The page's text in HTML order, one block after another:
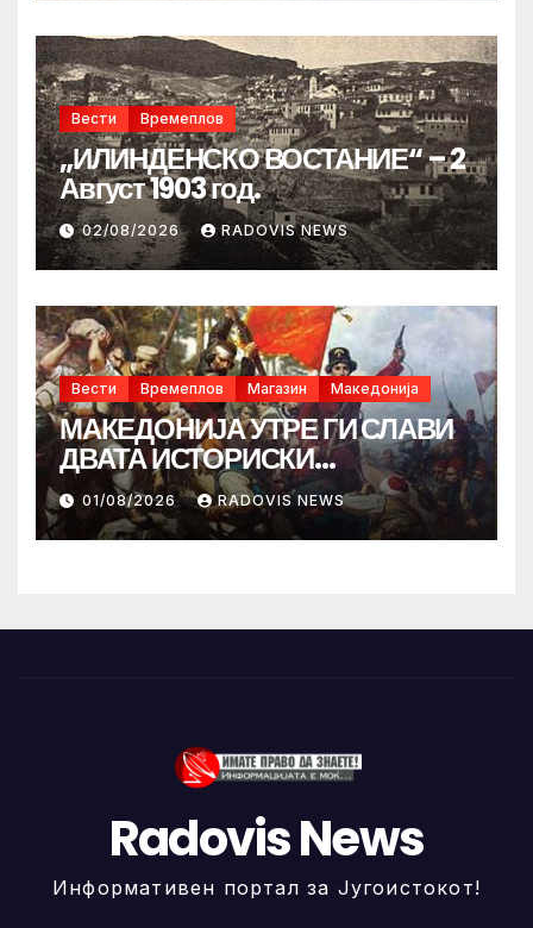
Вести Времеплов
„ИЛИНДЕНСКО ВОСТАНИЕ“ – 2
Август 1903 год.
02/08/2026 RADOVIS NEWS
Вести Времеплов Магазин Македонија
МАКЕДОНИЈА УТРЕ ГИ СЛАВИ
ДВАТА ИСТОРИСКИ
ИЛИНДЕНА!
01/08/2026 RADOVIS NEWS
Radovis News
Информативен портал за Југоистокот!